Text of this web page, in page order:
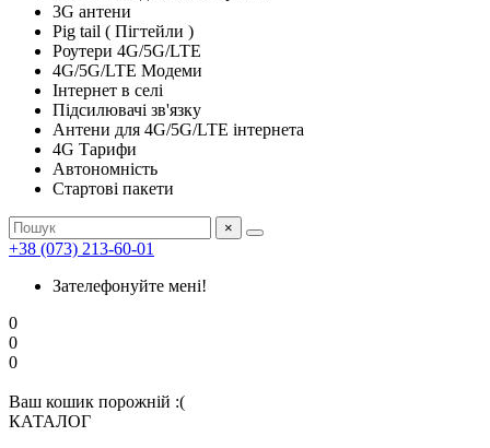
3G антени
Pig tail ( Пігтейли )
Роутери 4G/5G/LTE
4G/5G/LTE Модеми
Інтернет в селі
Підсилювачі зв'язку
Антени для 4G/5G/LTE інтернета
4G Тарифи
Автономність
Стартові пакети
×
+38 (073) 213-60-01
Зателефонуйте мені!
0
0
0
Ваш кошик порожній :(
КАТАЛОГ